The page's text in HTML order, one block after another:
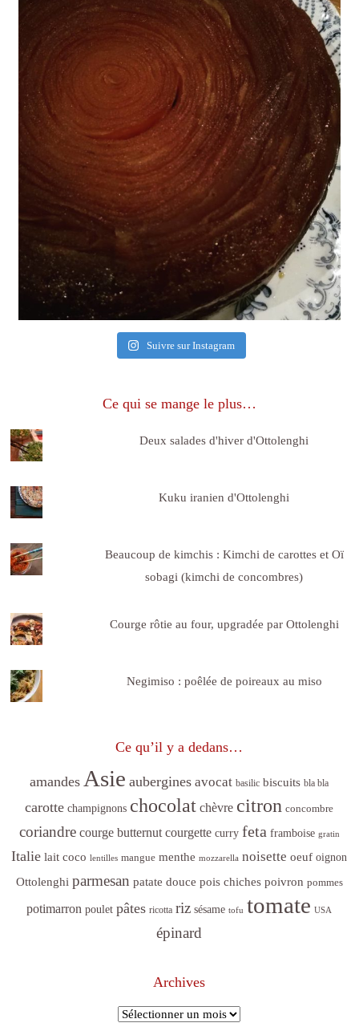
Suivre sur Instagram
Ce qui se mange le plus…
Deux salades d'hiver d'Ottolenghi
Kuku iranien d'Ottolenghi
Beaucoup de kimchis : Kimchi de carottes et Oï
sobagi (kimchi de concombres)
Courge rôtie au four, upgradée par Ottolenghi
Negimiso : poêlée de poireaux au miso
Ce qu’il y a dedans…
amandes Asie aubergines avocat basilic biscuits bla bla
carotte champignons chocolat chèvre citron concombre
coriandre courge butternut courgette curry feta framboise gratin
Italie lait coco lentilles mangue menthe mozzarella noisette oeuf oignon
Ottolenghi parmesan patate douce pois chiches poivron pommes
potimarron poulet pâtes ricotta riz sésame tofu tomate USA
épinard
Archives
Archives